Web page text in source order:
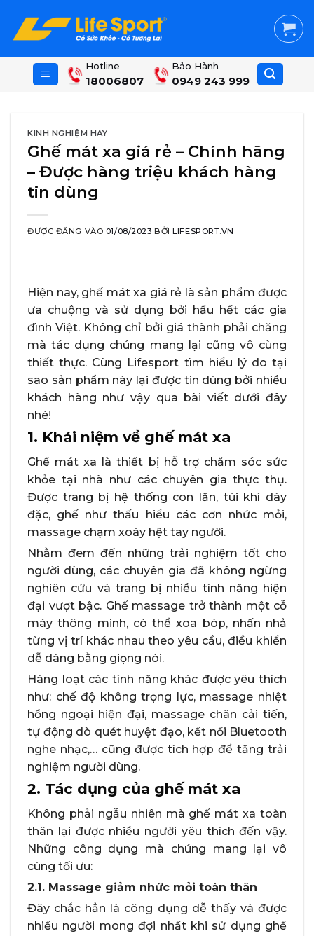
content
Hotline
18006807
Bảo Hành
0949 243 999
KINH NGHIỆM HAY
Ghế mát xa giá rẻ – Chính hãng
– Được hàng triệu khách hàng
tin dùng
ĐƯỢC ĐĂNG VÀO 01/08/2023 BỞILIFESPORT.VN
Hiện nay, ghế mát xa giá rẻ là sản phẩm được
ưa chuộng và sử dụng bởi hầu hết các gia
đình Việt. Không chỉ bởi giá thành phải chăng
mà tác dụng chúng mang lại cũng vô cùng
thiết thực. Cùng Lifesport tìm hiểu lý do tại
sao sản phẩm này lại được tin dùng bởi nhiều
khách hàng như vậy qua bài viết dưới đây
nhé!
1. Khái niệm về ghế mát xa
Ghế mát xa là thiết bị hỗ trợ chăm sóc sức
khỏe tại nhà như các chuyên gia thực thụ.
Được trang bị hệ thống con lăn, túi khí dày
đặc, ghế như thấu hiểu các cơn nhức mỏi,
massage chạm xoáy hệt tay người.
Nhằm đem đến những trải nghiệm tốt cho
người dùng, các chuyên gia đã không ngừng
nghiên cứu và trang bị nhiều tính năng hiện
đại vượt bậc. Ghế massage trở thành một cỗ
máy thông minh, có thể xoa bóp, nhấn nhả
từng vị trí khác nhau theo yêu cầu, điều khiển
dễ dàng bằng giọng nói.
Hàng loạt các tính năng khác được yêu thích
như: chế độ không trọng lực, massage nhiệt
hồng ngoại hiện đại, massage chân cải tiến,
tự động dò quét huyệt đạo, kết nối Bluetooth
nghe nhạc,… cũng được tích hợp để tăng trải
nghiệm người dùng.
2. Tác dụng của ghế mát xa
Không phải ngẫu nhiên mà ghế mát xa toàn
thân lại được nhiều người yêu thích đến vậy.
Những công dụng mà chúng mang lại vô
cùng tối ưu:
2.1. Massage giảm nhức mỏi toàn thân
Đây chắc hẳn là công dụng dễ thấy và được
nhiều người mong đợi nhất khi sử dụng ghế